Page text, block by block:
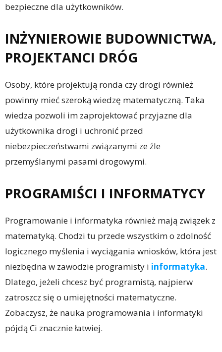
bezpieczne dla użytkowników.
INŻYNIEROWIE BUDOWNICTWA,
PROJEKTANCI DRÓG
Osoby, które projektują ronda czy drogi również
powinny mieć szeroką wiedzę matematyczną. Taka
wiedza pozwoli im zaprojektować przyjazne dla
użytkownika drogi i uchronić przed
niebezpieczeństwami związanymi ze źle
przemyślanymi pasami drogowymi.
PROGRAMIŚCI I INFORMATYCY
Programowanie i informatyka również mają związek z
matematyką. Chodzi tu przede wszystkim o zdolność
logicznego myślenia i wyciągania wniosków, która jest
niezbędna w zawodzie programisty i informatyka.
Dlatego, jeżeli chcesz być programistą, najpierw
zatroszcz się o umiejętności matematyczne.
Zobaczysz, że nauka programowania i informatyki
pójdą Ci znacznie łatwiej.